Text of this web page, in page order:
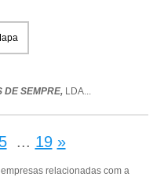
DE SEMPRE, LDA...
5 ... 19 »
relacionadas com a